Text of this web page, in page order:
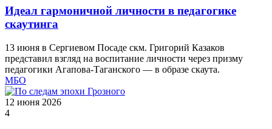
Идеал гармоничной личности в педагогике
скаутинга
13 июня в Сергиевом Посаде скм. Григорий Казаков
представил взгляд на воспитание личности через призму
педагогики Агапова‑Таганского — в образе скаута.
МБО
12 июня 2026
4